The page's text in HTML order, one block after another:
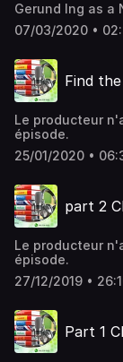
Gerund Ing as a
07/03/2020 •
Find
Le producteur
épisode.
25/01/2020 •
part 2
Le producteur
épisode.
27/12/2019 •
Part 1